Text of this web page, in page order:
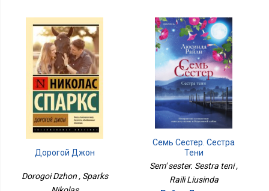
Дорогой Джон
Dorogoi Dzhon , Sparks
Семь Сестер. Сестра
Тени
Sem' sester. Sestra teni ,
Raili Liusinda